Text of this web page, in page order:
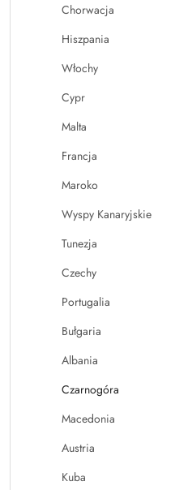
Chorwacja
Hiszpania
Włochy
Cypr
Malta
Francja
Maroko
Wyspy Kanaryjskie
Tunezja
Czechy
Portugalia
Bułgaria
Albania
Czarnogóra
Macedonia
Austria
Kuba